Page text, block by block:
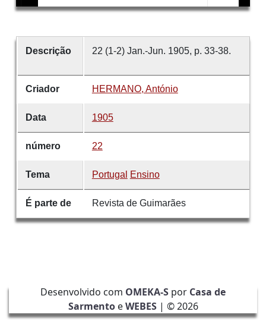
Descrição 22 (1-2) Jan.-Jun. 1905, p. 33-38.
Criador HERMANO, António
Data 1905
número 22
Tema Portugal Ensino
É parte de Revista de Guimarães
Desenvolvido com OMEKA-S por Casa de
SarmentoeWEBES| ©2026